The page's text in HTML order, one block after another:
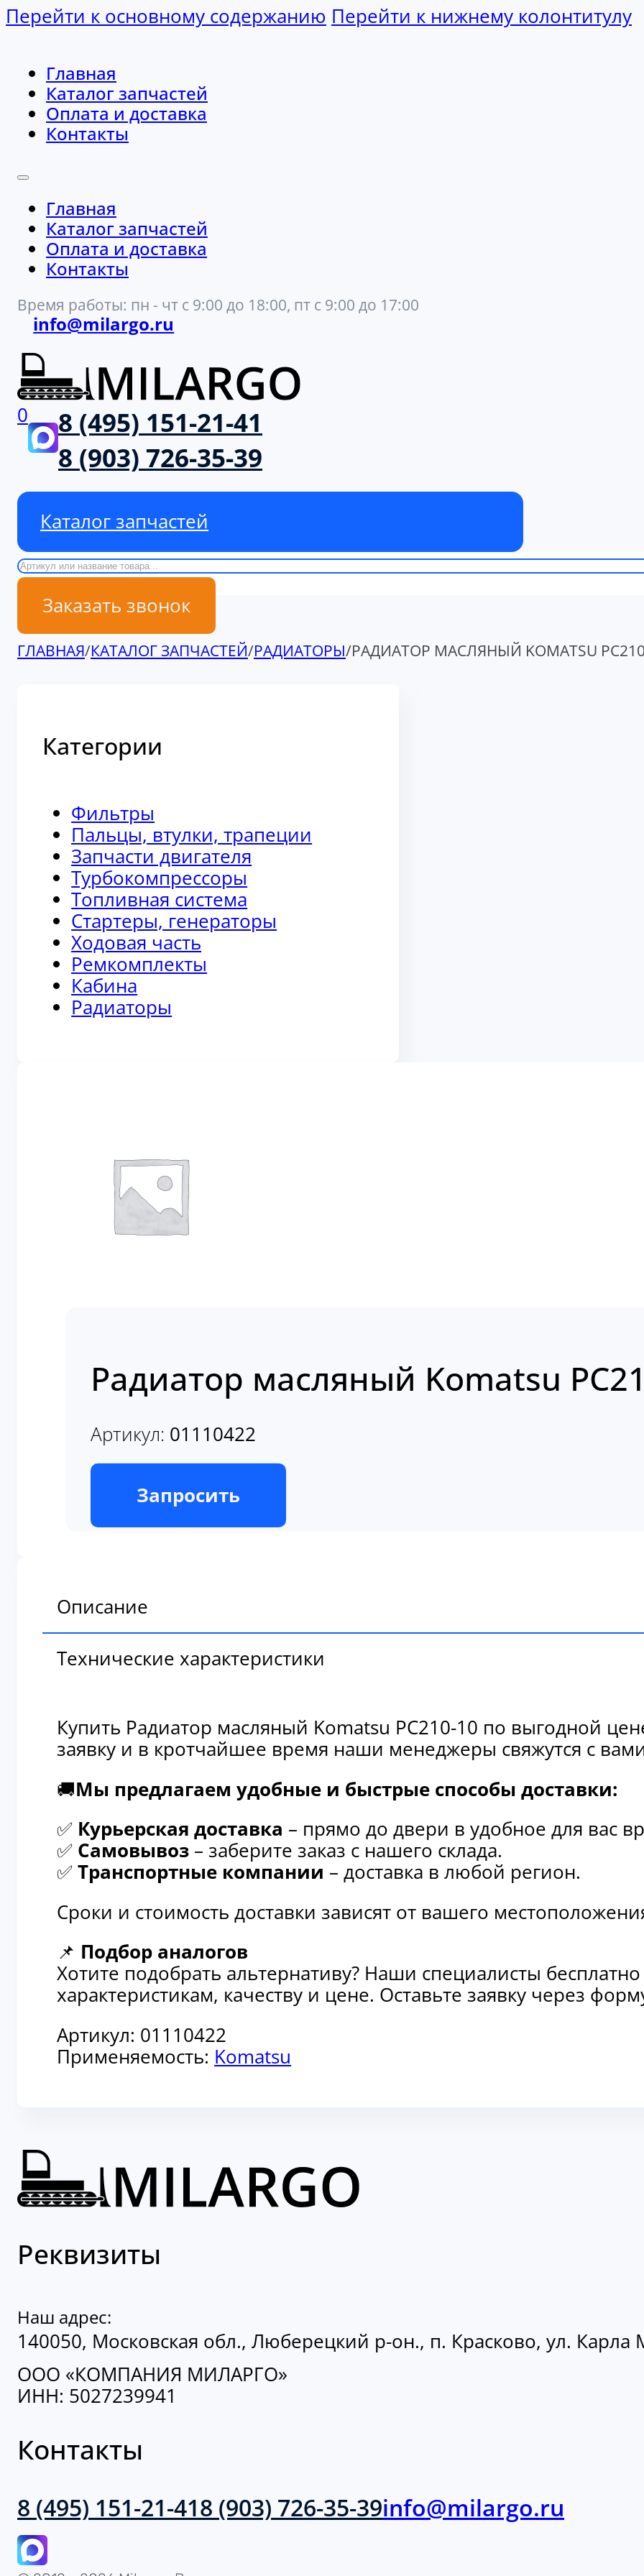
Перейти к основному содержанию Перейти к нижнему колонтитулу
Главная
Каталог запчастей
Оплата и доставка
Контакты
Главная
Каталог запчастей
Оплата и доставка
Контакты
Время работы: пн - чт с 9:00 до 18:00, пт с 9:00 до 17:00
info@milargo.ru
0
8 (495) 151-21-41
8 (903) 726-35-39
Каталог запчастей
Поиск
Заказать звонок
ГЛАВНАЯ/КАТАЛОГ ЗАПЧАСТЕЙ/РАДИАТОРЫ/РАДИАТОР МАСЛЯНЫЙ KOMATSU
Категории
Фильтры
Пальцы, втулки, трапеции
Запчасти двигателя
Турбокомпрессоры
Топливная система
Стартеры, генераторы
Ходовая часть
Ремкомплекты
Кабина
Радиаторы
Радиатор масляный Komatsu
Артикул: 01110422
В наличии
Запросить
Описание
Технические характеристики
Купить Радиатор масляный Komatsu PC210-10 по выгодной
заявку и в кротчайшее время наши менеджеры свяжутся с
🚚Мы предлагаем удобные и быстрые способы доставки:
✅ Курьерская доставка – прямо до двери в удобное для вас
✅ Самовывоз – заберите заказ с нашего склада.
✅ Транспортные компании – доставка в любой регион.
Сроки и стоимость доставки зависят от вашего
📌 Подбор аналогов
Хотите подобрать альтернативу? Наши специалисты
характеристикам, качеству и цене. Оставьте заявку через
Артикул: 01110422
Применяемость: Komatsu
Реквизиты
Наш адрес:
140050, Московская обл., Люберецкий р-он., п. Красково, ул. Карла
ООО «КОМПАНИЯ МИЛАРГО»
ИНН: 5027239941
Контакты
8 (495) 151-21-418 (903) 726-35-39info@milargo.ru